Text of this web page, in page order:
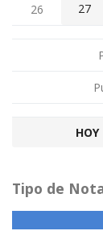
26 27
HOY
Tipo de